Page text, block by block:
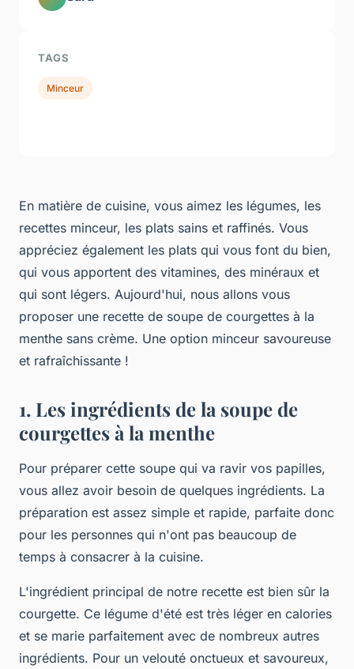
En matière de cuisine, vous aimez les légumes, les
recettes minceur, les plats sains et raffinés. Vous
appréciez également les plats qui vous font du bien,
qui vous apportent des vitamines, des minéraux et
qui sont légers. Aujourd'hui, nous allons vous
proposer une recette de soupe de courgettes à la
menthe sans crème. Une option minceur savoureuse
et rafraîchissante !
1. Les ingrédients de la soupe de
courgettes à la menthe
Pour préparer cette soupe qui va ravir vos papilles,
vous allez avoir besoin de quelques ingrédients. La
préparation est assez simple et rapide, parfaite donc
pour les personnes qui n'ont pas beaucoup de
temps à consacrer à la cuisine.
L'ingrédient principal de notre recette est bien sûr la
courgette. Ce légume d'été est très léger en calories
et se marie parfaitement avec de nombreux autres
ingrédients. Pour un velouté onctueux et savoureux,
TAGS
Minceur